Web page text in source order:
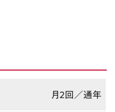
月２回／通年